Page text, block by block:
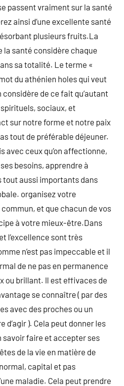
passent vraiment sur la santé
ainsi d’une excellente santé
plusieurs fruits.La
la santé considère chaque
sa totalité. Le terme «
du athénien holes qui veut
de ce fait qu’autant
sociaux, et
sur notre forme et notre paix
tout de préférable déjeuner.
avec ceux qu’on affectionne,
besoins, apprendre à
tout aussi importants dans
organisez votre
et que chacun de vos
à votre mieux-être.Dans
l’excellence sont très
n’est pas impeccable et il
de ne pas en permanence
ou brillant. Il est effivaces de
se connaître ( par des
avec des proches ou un
d’agir ). Cela peut donner les
savoir faire et accepter ses
de la vie en matière de
capital et pas
maladie. Cela peut prendre